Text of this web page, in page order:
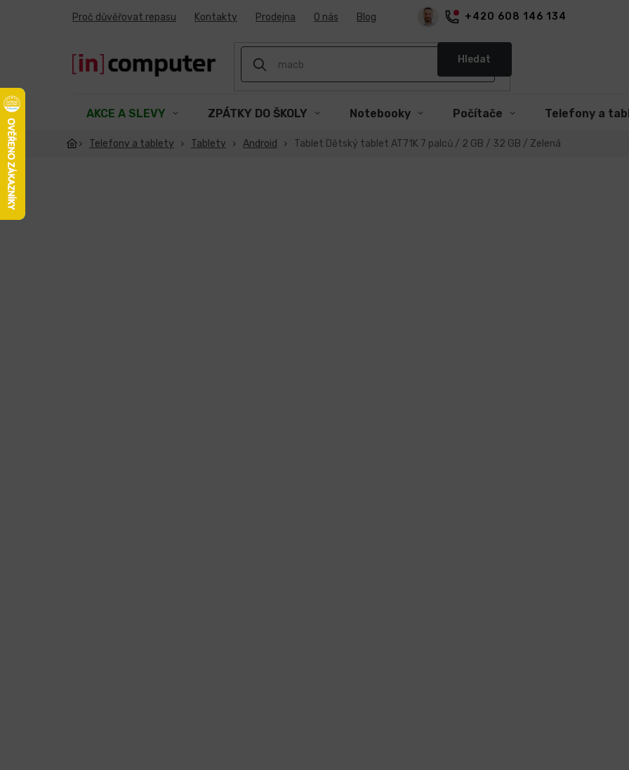
+420 608 146 134
Proč důvěřovat repasu Kontakty Prodejna O nás Blog
Hledat
AKCE A SLEVY ZPÁTKY DO ŠKOLY Notebooky Počítače Telefony a
Telefony a tablety Tablety Android Tablet Dětský tablet AT71K 7 palců / 2 GB / 32 GB / Zelená